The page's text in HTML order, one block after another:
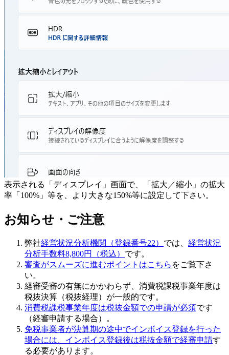
表示される「ディスプレイ」画面で、「拡大／縮小」の拡大
率「100%」等を、より大きな150%等に設定して下さい。
お知らせ・ご注意
弊社経営状況分析機関（登録番号22） では、 経営状況
分析手数料8,800円（税込） です。
審査がスムーズに進むポイントはこちら をご覧下さ
い。
経審受審の有無にかかわらず、 消費税課税事業年度は
税抜決算（税抜経理） が一般的です。
消費税課税事業年度は税抜金額での申請が必須です
（経審申請する場合）。
免税事業者が決算期の途中でインボイス登録を行った
場合には、インボイス登録後は税抜金額で経審申請す
る必要があります。